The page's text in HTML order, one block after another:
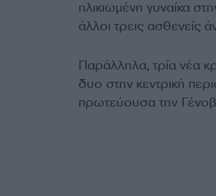
ηλικιωμένη γυναίκα
άλλοι τρεις
Παράλληλα, τρία νέα
δυο στην κεντρική
πρωτεύουσα την